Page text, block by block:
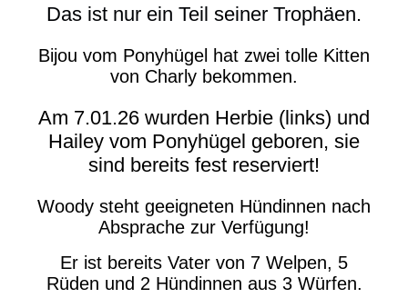
Das ist nur ein Teil seiner Trophäen.
Bijou vom Ponyhügel hat zwei tolle Kitten
von Charly bekommen.
Am 7.01.26 wurden Herbie (links) und
Hailey vom Ponyhügel geboren, sie
sind bereits fest reserviert!
Woody steht geeigneten Hündinnen nach
Absprache zur Verfügung!
Er ist bereits Vater von 7 Welpen, 5
Rüden und 2 Hündinnen aus 3 Würfen.